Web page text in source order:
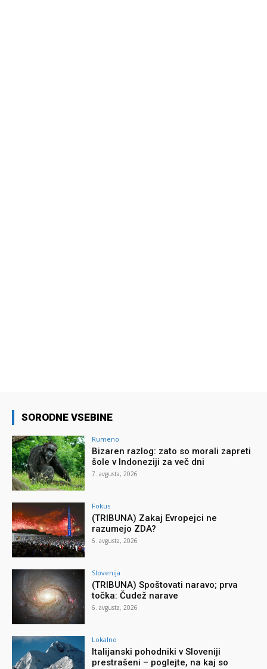
SORODNE VSEBINE
Rumeno
Bizaren razlog: zato so morali zapreti
šole v Indoneziji za več dni
7. avgusta, 2026
Fokus
(TRIBUNA) Zakaj Evropejci ne
razumejo ZDA?
6. avgusta, 2026
Slovenija
(TRIBUNA) Spoštovati naravo; prva
točka: Čudež narave
6. avgusta, 2026
Lokalno
Italijanski pohodniki v Sloveniji
prestrašeni – poglejte, na kaj so